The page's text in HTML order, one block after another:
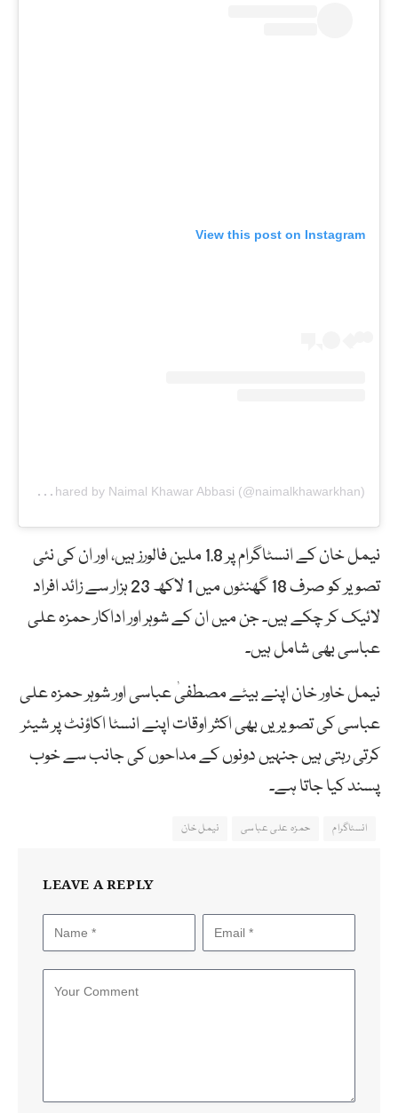
View this post on Instagram
A
post shared by Naimal Khawar Abbasi (@naimalkhawarkhan)
نیمل خان کے انسٹاگرام پر 1.8 ملین فالورز ہیں، اور ان کی نئی
تصویر کو صرف 18 گھنٹوں میں 1 لاکھ 23 ہزار سے زائد افراد
لائیک کر چکے ہیں۔ جن میں ان کے شوہر اور اداکار حمزہ علی
عباسی بھی شامل ہیں۔
نیمل خاور خان اپنے بیٹے مصطفیٰ عباسی اور شوہر حمزہ علی
عباسی کی تصویریں بھی اکثر اوقات اپنے انسٹا اکاؤنٹ پر شیئر
کرتی رہتی ہیں جنہیں دونوں کے مداحوں کی جانب سے خوب
پسند کیا جاتا ہے۔
انسٹاگرام حمزہ علی عباسی نیمل خان
LEAVE A REPLY